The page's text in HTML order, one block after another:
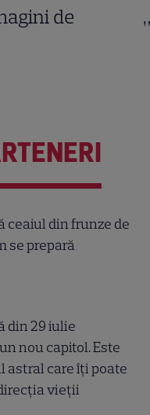
de
ceaiul din frunze de
se prepară
din 29 iulie
nou capitol. Este
astral care îți poate
vieții